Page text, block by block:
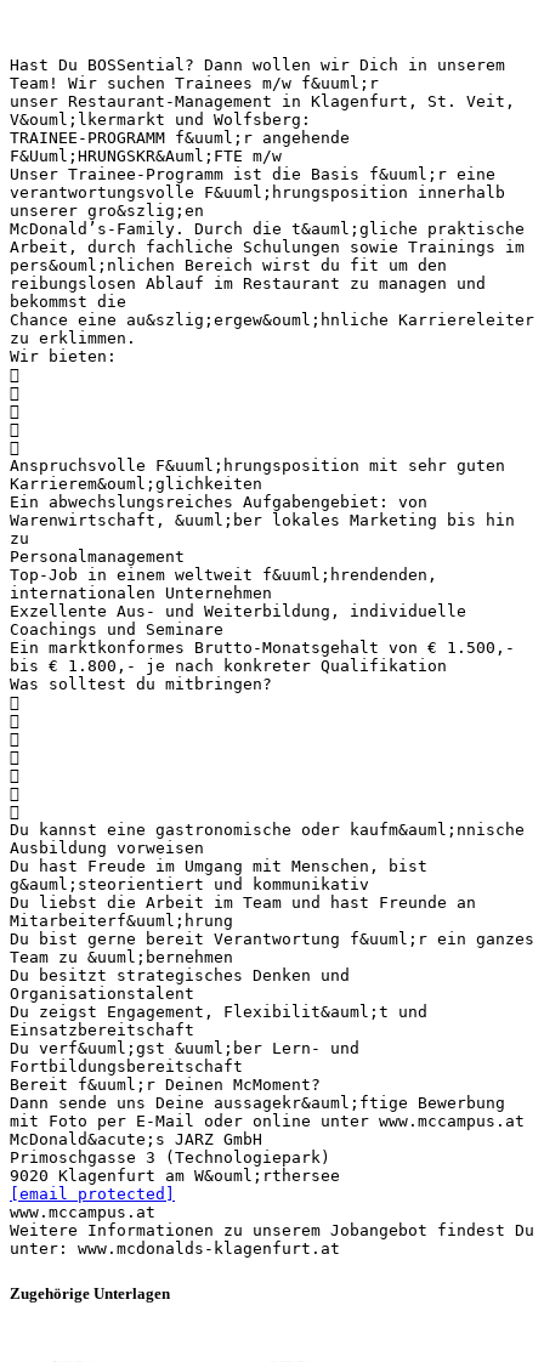
Hast Du BOSSential? Dann wollen wir Dich in unserem
Team! Wir suchen Trainees m/w f&uuml;r
unser Restaurant-Management in Klagenfurt, St. Veit,
V&ouml;lkermarkt und Wolfsberg:
TRAINEE-PROGRAMM f&uuml;r angehende
F&Uuml;HRUNGSKR&Auml;FTE m/w
Unser Trainee-Programm ist die Basis f&uuml;r eine
verantwortungsvolle F&uuml;hrungsposition innerhalb
unserer gro&szlig;en
McDonald’s-Family. Durch die t&auml;gliche praktische
Arbeit, durch fachliche Schulungen sowie Trainings im
pers&ouml;nlichen Bereich wirst du fit um den
reibungslosen Ablauf im Restaurant zu managen und
bekommst die
Chance eine au&szlig;ergew&ouml;hnliche Karriereleiter
zu erklimmen.
Wir bieten:





Anspruchsvolle F&uuml;hrungsposition mit sehr guten
Karrierem&ouml;glichkeiten
Ein abwechslungsreiches Aufgabengebiet: von
Warenwirtschaft, &uuml;ber lokales Marketing bis hin
zu
Personalmanagement
Top-Job in einem weltweit f&uuml;hrendenden,
internationalen Unternehmen
Exzellente Aus- und Weiterbildung, individuelle
Coachings und Seminare
Ein marktkonformes Brutto-Monatsgehalt von € 1.500,-
bis € 1.800,- je nach konkreter Qualifikation
Was solltest du mitbringen?







Du kannst eine gastronomische oder kaufm&auml;nnische
Ausbildung vorweisen
Du hast Freude im Umgang mit Menschen, bist
g&auml;steorientiert und kommunikativ
Du liebst die Arbeit im Team und hast Freunde an
Mitarbeiterf&uuml;hrung
Du bist gerne bereit Verantwortung f&uuml;r ein ganzes
Team zu &uuml;bernehmen
Du besitzt strategisches Denken und
Organisationstalent
Du zeigst Engagement, Flexibilit&auml;t und
Einsatzbereitschaft
Du verf&uuml;gst &uuml;ber Lern- und
Fortbildungsbereitschaft
Bereit f&uuml;r Deinen McMoment?
Dann sende uns Deine aussagekr&auml;ftige Bewerbung
mit Foto per E-Mail oder online unter www.mccampus.at
McDonald&acute;s JARZ GmbH
Primoschgasse 3 (Technologiepark)
[email protected]
www.mccampus.at
Weitere Informationen zu unserem Jobangebot findest Du
Zugehörige Unterlagen